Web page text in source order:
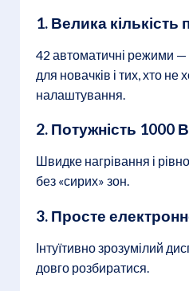
1. Велика кількість
42 автоматичні режими
для новачків і тих, хто не
налаштування.
2. Потужність 1000
Швидке нагрівання і
без «сирих» зон.
3. Просте
Інтуїтивно зрозумілий
довго розбиратися.